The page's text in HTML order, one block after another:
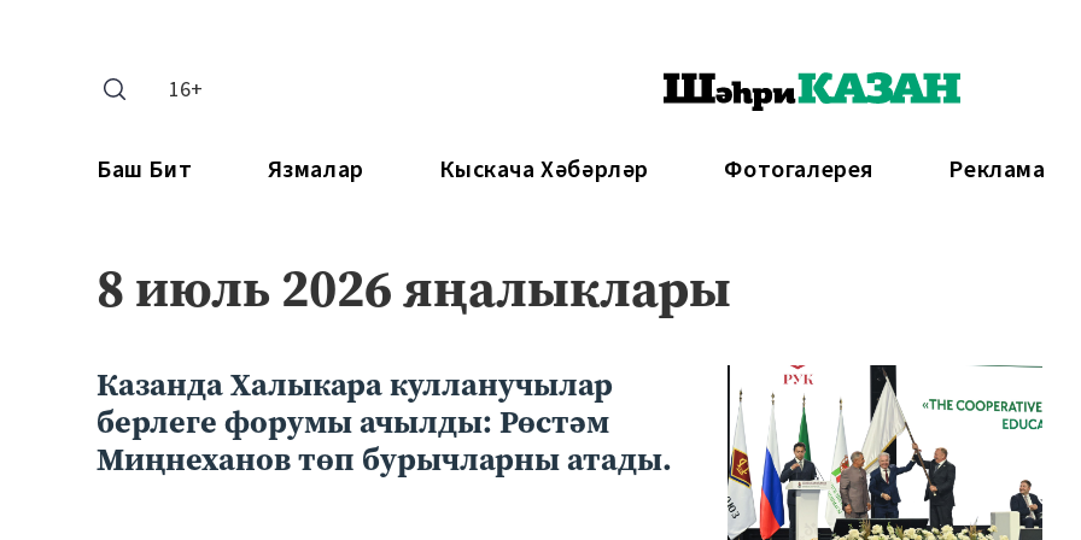
16+
Баш Бит Язмалар Кыскача Хәбәрләр Фотогалерея Реклама
8 июль 2026 яңалыклары
Казанда Халыкара кулланучылар
берлеге форумы ачылды: Рөстәм
Миңнеханов төп бурычларны атады.